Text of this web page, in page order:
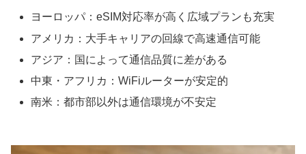
ヨーロッパ：eSIM対応率が高く広域プランも充実
アメリカ：大手キャリアの回線で高速通信可能
アジア：国によって通信品質に差がある
中東・アフリカ：WiFiルーターが安定的
南米：都市部以外は通信環境が不安定